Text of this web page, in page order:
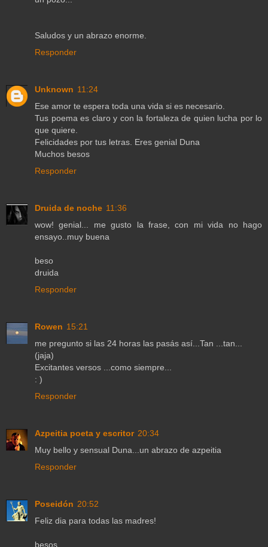
Saludos y un abrazo enorme.
Responder
Unknown 11:24
Ese amor te espera toda una vida si es necesario.
Tus poema es claro y con la fortaleza de quien lucha por lo
que quiere.
Felicidades por tus letras. Eres genial Duna
Muchos besos
Responder
Druida de noche 11:36
wow! genial... me gusto la frase, con mi vida no hago
ensayo..muy buena
beso
druida
Responder
Rowen 15:21
me pregunto si las 24 horas las pasás así...Tan ...tan...
(jaja)
Excitantes versos ...como siempre...
: )
Responder
Azpeitia poeta y escritor 20:34
Muy bello y sensual Duna...un abrazo de azpeitia
Responder
Poseidón 20:52
Feliz dia para todas las madres!
besos